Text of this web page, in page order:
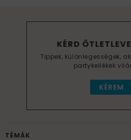
KÉRD
Tippek, különlegességek,
partykellékek
KÉREM
TÉMÁK